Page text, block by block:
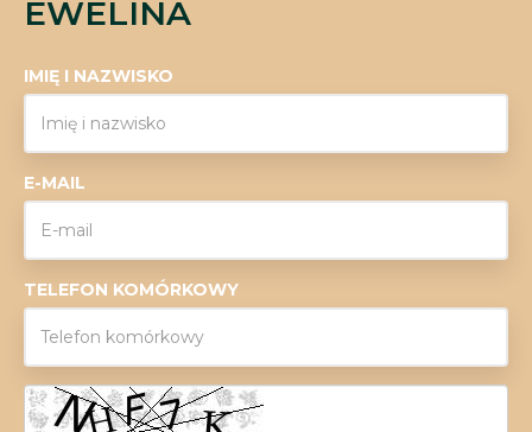
EWELINA
IMIĘ I NAZWISKO
E-MAIL
TELEFON KOMÓRKOWY